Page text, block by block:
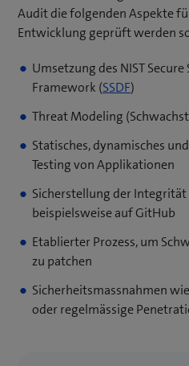
Audit die folgenden Aspekte
Entwicklung geprüft werden
Umsetzung des NIST
Framework (SSDF(öffnet
neues
Fenster)
)
Threat Modeling
Statisches, dynamisches
Testing von Applikationen
Sicherstellung der
beispielsweise auf GitHub
Etablierter Prozess, um
zu patchen
Sicherheitsmassnahmen
oder regelmässige